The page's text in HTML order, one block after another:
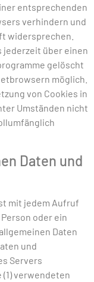
entsprechenden
verhindern und
widersprechen.
jederzeit über einen
gelöscht
möglich.
von Cookies in
Umständen nicht
Daten und
mit jedem Aufruf
oder ein
Daten
und
Servers
verwendeten